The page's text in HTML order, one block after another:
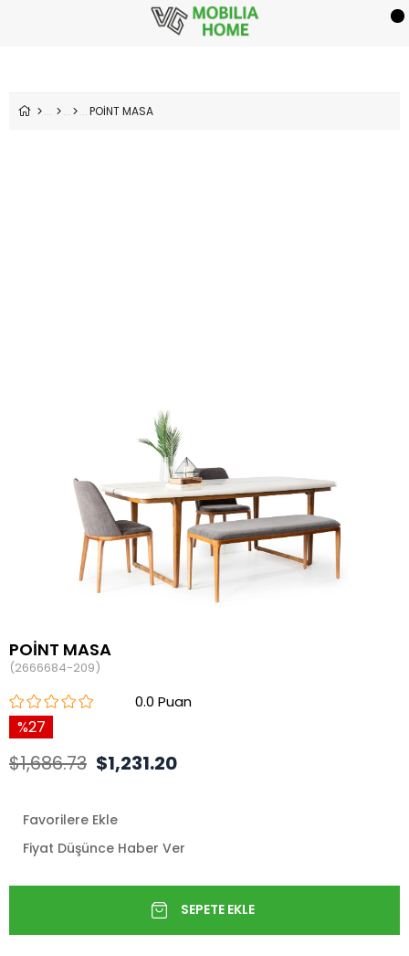
POİNT MASA
POİNT MASA
(2666684-209)
0.0
27
$1,686.73 $1,231.20
Favorilere Ekle
Fiyat Düşünce Haber Ver